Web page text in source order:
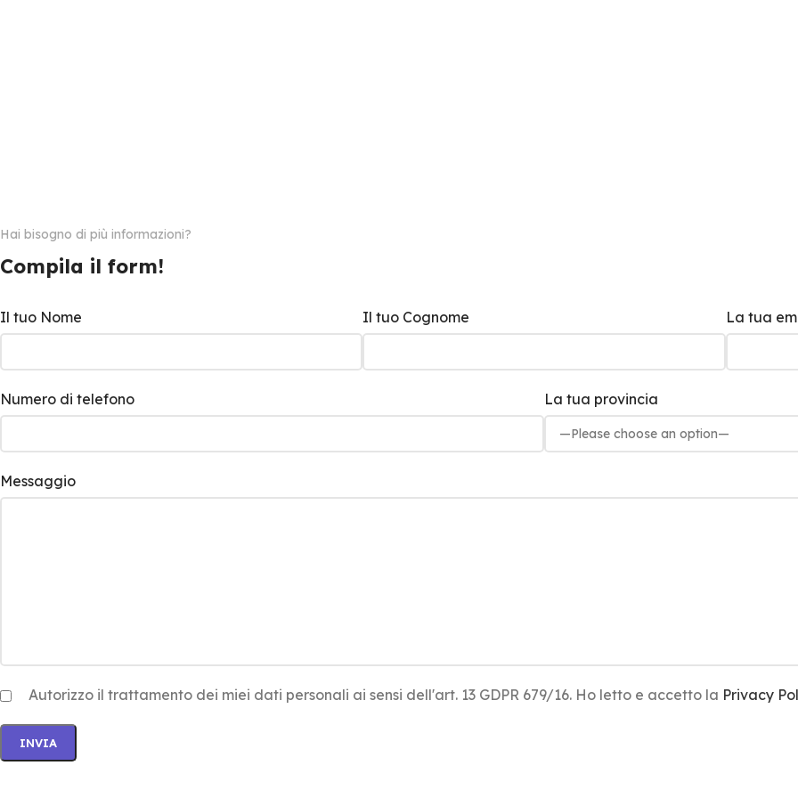
Hai bisogno di più informazioni?
Compila il form!
Il tuo Nome Il tuo Cognome La tua
Numero di telefono La tua provincia
Messaggio
Autorizzo il trattamento dei miei dati personali ai sensi dell'art. 13 GDPR 679/16. Ho letto e accetto la Privacy